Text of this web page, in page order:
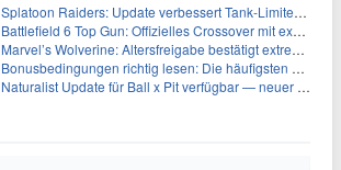
Splatoon Raiders: Update verbessert Tank-Limiter und behebt Bugs
Battlefield 6 Top Gun: Offizielles Crossover mit exklusiven Inhalten angekündigt
Marvel’s Wolverine: Altersfreigabe bestätigt extreme Gewalt und düstere Szenen
Bonusbedingungen richtig lesen: Die häufigsten Stolperfallen
Naturalist Update für Ball x Pit verfügbar — neuer Content auf allen Plattformen